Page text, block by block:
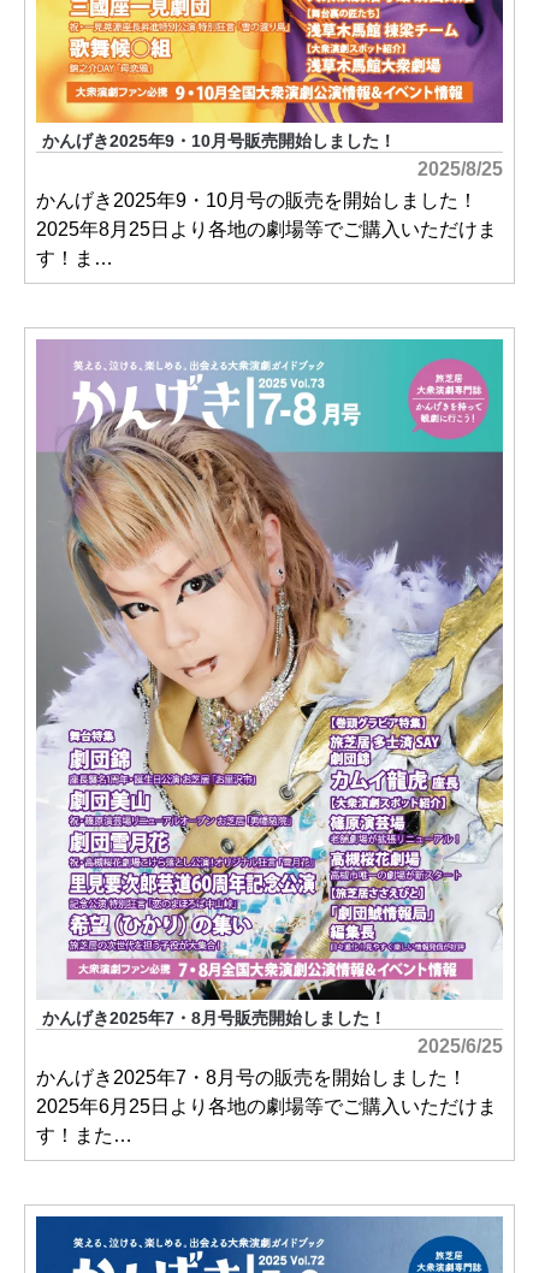
かんげき2025年9・10月号販売開始しました！
2025/8/25
かんげき2025年9・10月号の販売を開始しました！
2025年8月25日より各地の劇場等でご購入いただけま
す！ま…
かんげき2025年7・8月号販売開始しました！
2025/6/25
かんげき2025年7・8月号の販売を開始しました！
2025年6月25日より各地の劇場等でご購入いただけま
す！また…